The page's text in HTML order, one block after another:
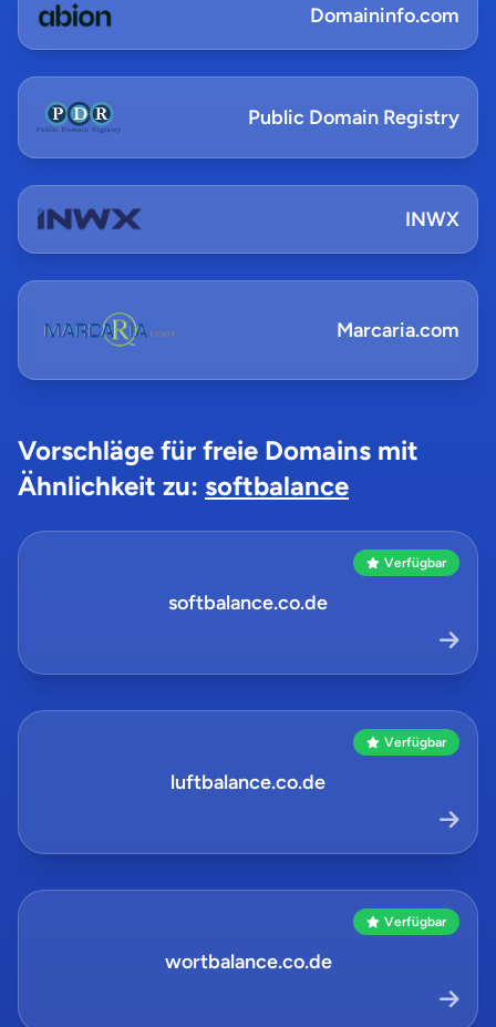
Domaininfo.com
Public Domain Registry
INWX
Marcaria.com
Vorschläge für freie Domains mit
Ähnlichkeit zu: softbalance
Verfügbar
softbalance.co.de
Verfügbar
luftbalance.co.de
Verfügbar
wortbalance.co.de